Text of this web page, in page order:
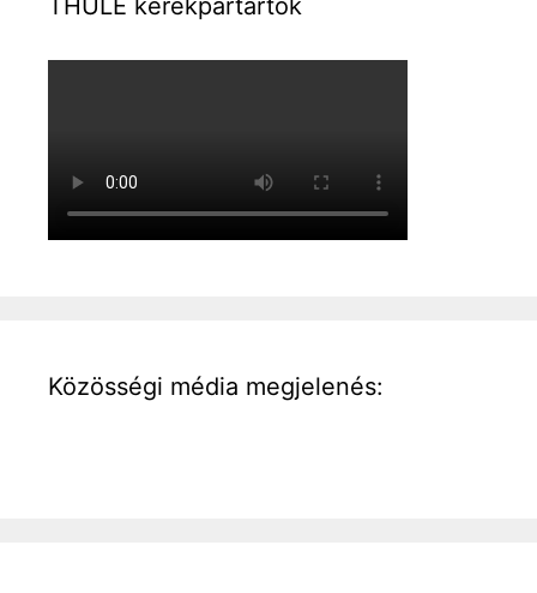
THULE kerékpártartók
Közösségi média megjelenés: